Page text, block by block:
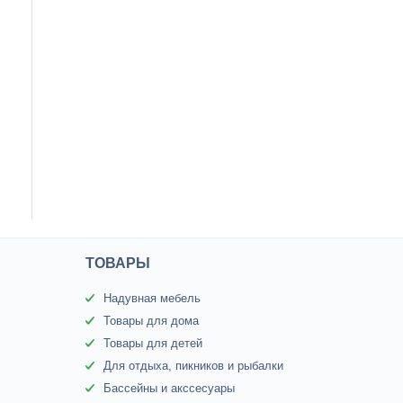
ТОВАРЫ
Надувная мебель
Товары для дома
Товары для детей
Для отдыха, пикников и рыбалки
Бассейны и акссесуары